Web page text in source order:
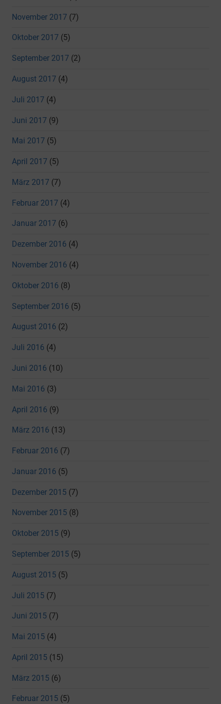
November 2017 (7)
Oktober 2017 (5)
September 2017 (2)
August 2017 (4)
Juli 2017 (4)
Juni 2017 (9)
Mai 2017 (5)
April 2017 (5)
März 2017 (7)
Februar 2017 (4)
Januar 2017 (6)
Dezember 2016 (4)
November 2016 (4)
Oktober 2016 (8)
September 2016 (5)
August 2016 (2)
Juli 2016 (4)
Juni 2016 (10)
Mai 2016 (3)
April 2016 (9)
März 2016 (13)
Februar 2016 (7)
Januar 2016 (5)
Dezember 2015 (7)
November 2015 (8)
Oktober 2015 (9)
September 2015 (5)
August 2015 (5)
Juli 2015 (7)
Juni 2015 (7)
Mai 2015 (4)
April 2015 (15)
März 2015 (6)
Februar 2015 (5)